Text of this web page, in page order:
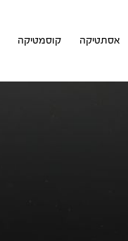
אסתטיקה קוסמטיקה